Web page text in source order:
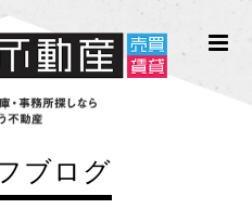
ブログ